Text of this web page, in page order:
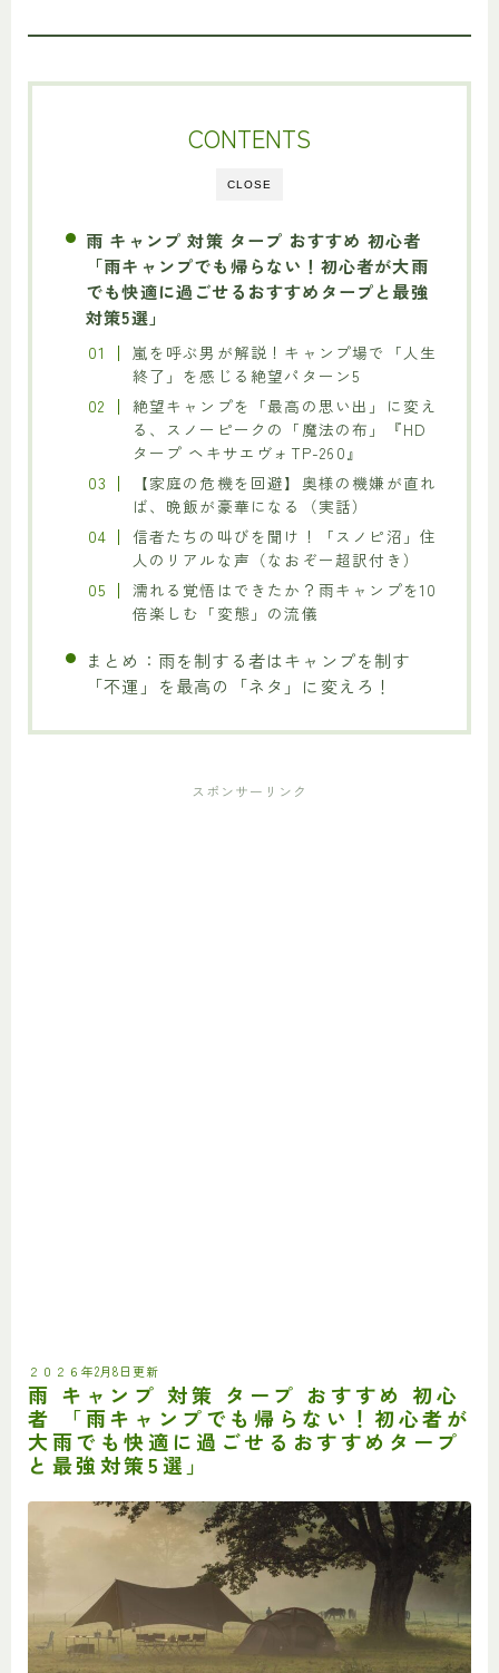
CLOSE
CONTENTS
雨 キャンプ 対策 タープ おすすめ 初心者
「雨キャンプでも帰らない！初心者が大雨
でも快適に過ごせるおすすめタープと最強
対策5選」
嵐を呼ぶ男が解説！キャンプ場で「人生
終了」を感じる絶望パターン5
絶望キャンプを「最高の思い出」に変え
る、スノーピークの「魔法の布」『HD
タープ ヘキサエヴォTP-260』
【家庭の危機を回避】奥様の機嫌が直れ
ば、晩飯が豪華になる（実話）
信者たちの叫びを聞け！「スノピ沼」住
人のリアルな声（なおぞー超訳付き）
濡れる覚悟はできたか？雨キャンプを10
倍楽しむ「変態」の流儀
まとめ：雨を制する者はキャンプを制す
「不運」を最高の「ネタ」に変えろ！
スポンサーリンク
２０２６年2月8日更新
雨 キャンプ 対策 タープ おすすめ 初心
者
「雨キャンプでも帰らない！初心者が
大雨でも快適に過ごせるおすすめタープ
と最強対策5選」